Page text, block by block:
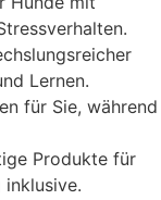
Lernen.
für Sie, während
Produkte für
inklusive.